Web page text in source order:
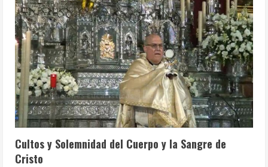
Celebraciones Eucarísticas
Cofradías
Info. Parroquial
Tablón Anuncios
Cultos y Solemnidad del Cuerpo y la Sangre de
Cristo